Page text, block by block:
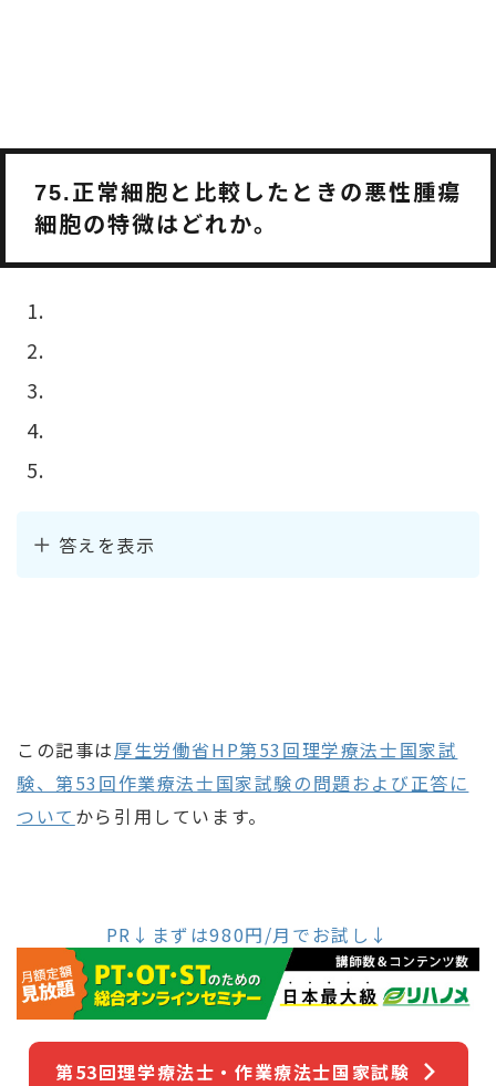
75.正常細胞と比較したときの悪性腫瘍
細胞の特微はどれか。
答えを表示
この記事は厚生労働省HP第53回理学療法士国家試
験、第53回作業療法士国家試験の問題および正答に
ついて から引用しています。
PR↓まずは980円/月でお試し↓
第53回理学療法士・作業療法士国家試験